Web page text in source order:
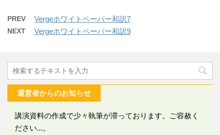
PREV Vergeホワイトペーパー和訳7
NEXT Vergeホワイトペーパー和訳9
運営者からのお知らせ
講演資料の作成で少々執筆が滞っております。ご容赦く
ださい...。